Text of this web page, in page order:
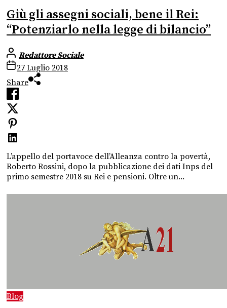
Giù gli assegni sociali, bene il Rei:
“Potenziarlo nella legge di bilancio”
Redattore Sociale
27 Luglio 2018
Share
L’appello del portavoce dell’Alleanza contro la povertà,
Roberto Rossini, dopo la pubblicazione dei dati Inps del
primo semestre 2018 su Rei e pensioni. Oltre un...
Blog